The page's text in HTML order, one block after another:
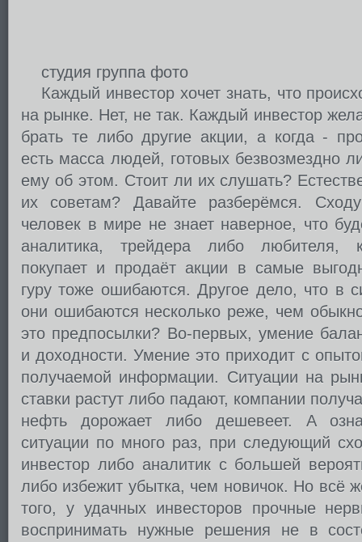
студия группа фото
Каждый инвестор хочет знать, что
на рынке. Нет, не так. Каждый инвестор
брать те либо другие акции, а когда -
есть масса людей, готовых безвозмездно
ему об этом. Стоит ли их слушать?
их советам? Давайте разберёмся.
человек в мире не знает наверное, что
аналитика, трейдера либо любителя,
покупает и продаёт акции в самые
гуру тоже ошибаются. Другое дело, что в
они ошибаются несколько реже, чем
это предпосылки? Во-первых, умение
и доходности. Умение это приходит с
получаемой информации. Ситуации на
ставки растут либо падают, компании
нефть дорожает либо дешевеет. А
ситуации по много раз, при следующий
инвестор либо аналитик с большей
либо избежит убытка, чем новичок. Но всё
того, у удачных инвесторов прочные
воспринимать нужные решения не в